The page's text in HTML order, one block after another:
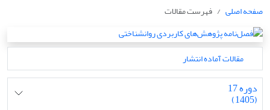
صفحه اصلی فهرست مقالات
مقالات آماده انتشار
دوره 17
(1405)